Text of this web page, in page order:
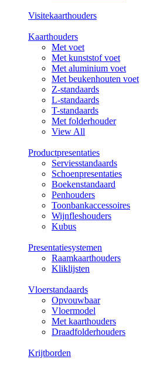
Visitekaarthouders
Kaarthouders
Met voet
Met kunststof voet
Met aluminium voet
Met beukenhouten voet
Z-standaards
L-standaards
T-standaards
Met folderhouder
View All
Productpresentaties
Serviesstandaards
Schoenpresentaties
Boekenstandaard
Penhouders
Toonbankaccessoires
Wijnfleshouders
Kubus
Presentatiesystemen
Raamkaarthouders
Kliklijsten
Vloerstandaards
Opvouwbaar
Vloermodel
Met kaarthouders
Draadfolderhouders
Krijtborden